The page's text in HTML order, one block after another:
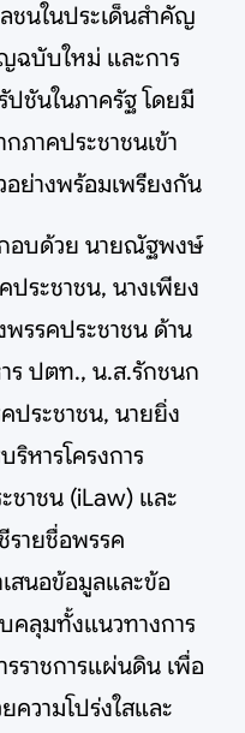
ชนในประเด็นสำคัญ
ฉบับใหม่ และการ
ชันในภาครัฐ โดยมี
ภาคประชาชนเข้า
อย่างพร้อมเพรียงกัน
กอบด้วย นายณัฐพงษ์
ระชาชน, นางเพียง
รรคประชาชน ด้าน
ร ปตท., น.ส.รักชนก
ระชาชน, นายยิ่ง
หารโครงการ
ชาชน (iLaw) และ
ายชื่อพรรค
สนอข้อมูลและข้อ
คลุมทั้งแนวทางการ
ราชการแผ่นดิน เพื่อ
ความโปร่งใสและ